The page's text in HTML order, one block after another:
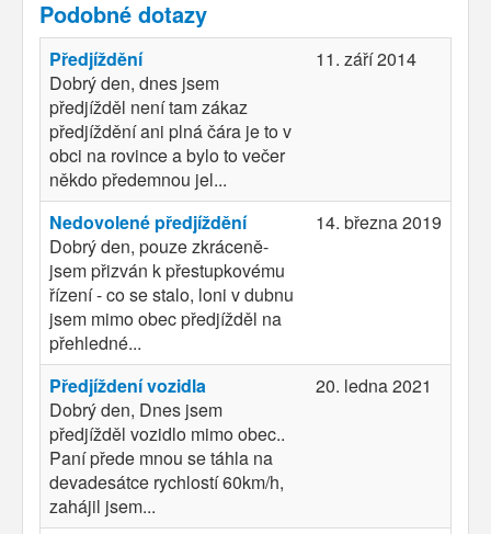
Podobné dotazy
Předjíždění
Dobrý den, dnes jsem
předjížděl není tam zákaz
předjíždění ani plná čára je to v
obci na rovince a bylo to večer
někdo předemnou jel...
11. září 2014
Nedovolené předjíždění
Dobrý den, pouze zkráceně-
jsem přizván k přestupkovému
řízení - co se stalo, loni v dubnu
jsem mimo obec předjížděl na
přehledné...
14. března 2019
Předjíždení vozidla
Dobrý den, Dnes jsem
předjížděl vozidlo mimo obec..
Paní přede mnou se táhla na
devadesátce rychlostí 60km/h,
zahájil jsem...
20. ledna 2021